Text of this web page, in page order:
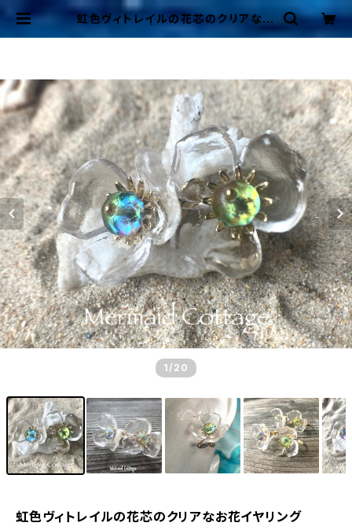
虹色ヴィトレイルの花芯のクリアなお
花イヤリング | Mermaid Cottage
1 /20
虹色ヴィトレイルの花芯のクリアなお花イヤリング